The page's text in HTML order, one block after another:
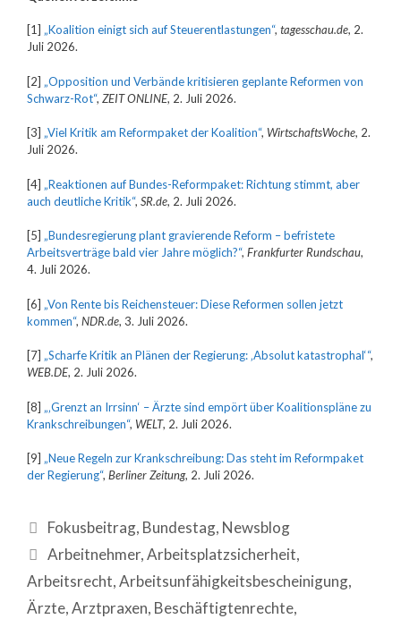
[1] „Koalition einigt sich auf Steuerentlastungen“, tagesschau.de, 2.
Juli 2026.
[2] „Opposition und Verbände kritisieren geplante Reformen von
Schwarz-Rot“, ZEIT ONLINE, 2. Juli 2026.
[3] „Viel Kritik am Reformpaket der Koalition“, WirtschaftsWoche, 2.
Juli 2026.
[4] „Reaktionen auf Bundes-Reformpaket: Richtung stimmt, aber
auch deutliche Kritik“, SR.de, 2. Juli 2026.
[5] „Bundesregierung plant gravierende Reform – befristete
Arbeitsverträge bald vier Jahre möglich?“, Frankfurter Rundschau,
4. Juli 2026.
[6] „Von Rente bis Reichensteuer: Diese Reformen sollen jetzt
kommen“, NDR.de, 3. Juli 2026.
[7] „Scharfe Kritik an Plänen der Regierung: ‚Absolut katastrophal‘“,
WEB.DE, 2. Juli 2026.
[8] „‚Grenzt an Irrsinn‘ – Ärzte sind empört über Koalitionspläne zu
Krankschreibungen“, WELT, 2. Juli 2026.
[9] „Neue Regeln zur Krankschreibung: Das steht im Reformpaket
der Regierung“, Berliner Zeitung, 2. Juli 2026.
Fokusbeitrag, Bundestag, Newsblog
Arbeitnehmer,Arbeitsplatzsicherheit,
Arbeitsrecht,Arbeitsunfähigkeitsbescheinigung,
Ärzte,Arztpraxen, Beschäftigtenrechte,